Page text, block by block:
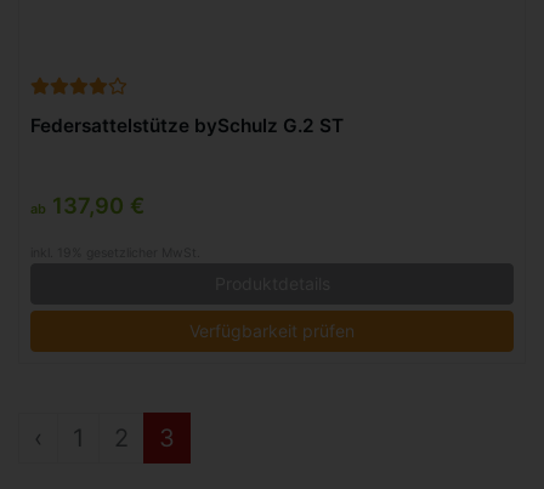
Federsattelstütze bySchulz G.2 ST
ab 137,90 €
Verfügbarkeit prüfen
‹ 1 2 3